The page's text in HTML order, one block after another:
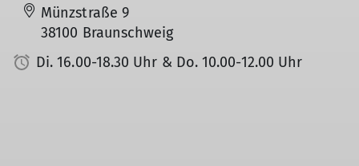
Münzstraße 9
38100 Braunschweig
Di. 16.00-18.30 Uhr & Do. 10.00-12.00 Uhr